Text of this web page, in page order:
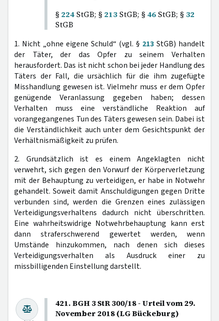
§ 224 StGB; § 213 StGB; § 46 StGB; § 32
StGB
1. Nicht „ohne eigene Schuld“ (vgl. § 213 StGB) handelt
der Täter, der das Opfer zu seinem Verhalten
herausfordert. Das ist nicht schon bei jeder Handlung des
Täters der Fall, die ursächlich für die ihm zugefügte
Misshandlung gewesen ist. Vielmehr muss er dem Opfer
genügende Veranlassung gegeben haben; dessen
Verhalten muss eine verständliche Reaktion auf
vorangegangenes Tun des Täters gewesen sein. Dabei ist
die Verständlichkeit auch unter dem Gesichtspunkt der
Verhältnismäßigkeit zu prüfen.
2. Grundsätzlich ist es einem Angeklagten nicht
verwehrt, sich gegen den Vorwurf der Körperverletzung
mit der Behauptung zu verteidigen, er habe in Notwehr
gehandelt. Soweit damit Anschuldigungen gegen Dritte
verbunden sind, werden die Grenzen eines zulässigen
Verteidigungsverhaltens dadurch nicht überschritten.
Eine wahrheitswidrige Notwehrbehauptung kann erst
dann straferschwerend gewertet werden, wenn
Umstände hinzukommen, nach denen sich dieses
Verteidigungsverhalten als Ausdruck einer zu
missbilligenden Einstellung darstellt.
421. BGH 3 StR 300/18 - Urteil vom 29.
November 2018 (LG Bückeburg)